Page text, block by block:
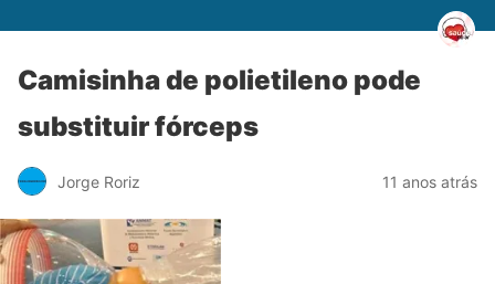
Camisinha de polietileno pode
substituir fórceps
Jorge Roriz 11 anos atrás